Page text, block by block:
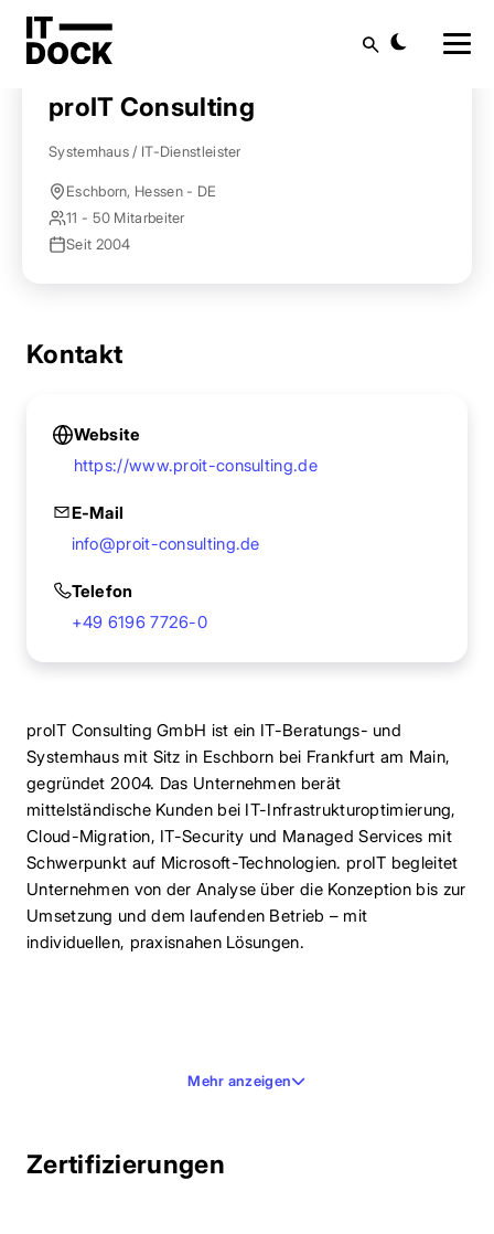
Startseite Anbieter finden
proIT Consulting
Systemhaus / IT-Dienstleister
Eschborn, Hessen - DE
11 - 50 Mitarbeiter
Seit 2004
Kontakt
Website
https://www.proit-consulting.de
E-Mail
info@proit-consulting.de
Telefon
+49 6196 7726-0
proIT Consulting GmbH ist ein IT-Beratungs- und
Systemhaus mit Sitz in Eschborn bei Frankfurt am Main,
gegründet 2004. Das Unternehmen berät
mittelständische Kunden bei IT-Infrastrukturoptimierung,
Cloud-Migration, IT-Security und Managed Services mit
Schwerpunkt auf Microsoft-Technologien. proIT begleitet
Unternehmen von der Analyse über die Konzeption bis zur
Umsetzung und dem laufenden Betrieb – mit
individuellen, praxisnahen Lösungen.
Mehr anzeigen
Zertifizierungen